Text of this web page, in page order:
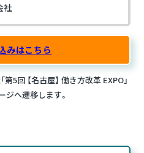
社
みはこちら
回 【名古屋】 働き方改革 EXPO」
ジへ遷移します。